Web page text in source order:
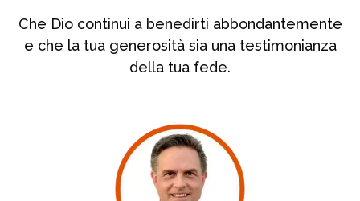
Che Dio continui a benedirti abbondantemente
e che la tua generosità sia una testimonianza
della tua fede.